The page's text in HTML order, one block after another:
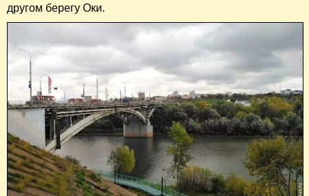
другом берегу Оки.